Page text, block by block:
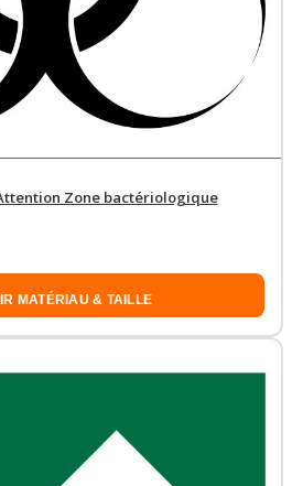
Zone bactériologique
MATÉRIAU & TAILLE